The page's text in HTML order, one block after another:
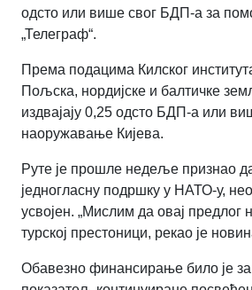
одсто или више свог БДП-а за
„Телеграф“.
Према подацима Килског
Пољска, нордијске и балтичке
издвајају 0,25 одсто БДП-а или
наоружавање Кијева.
Руте је прошле недеље признао
једногласну подршку у НАТО-у,
усвојен. „Мислим да овај предлог
турској престоници, рекао је
Обавезно финансирање било је